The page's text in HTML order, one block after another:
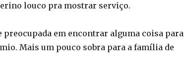
louco pra mostrar serviço.
preocupada em encontrar alguma coisa para
Mais um pouco sobra para a família de